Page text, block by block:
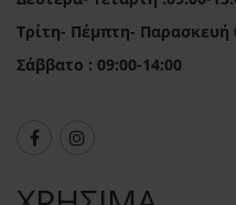
Τρίτη- Πέμπτη- Παρασκευή
Σάββατο : 09:00-14:00